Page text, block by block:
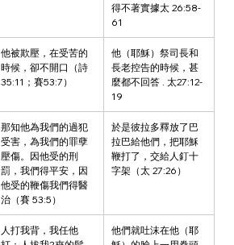
得不著實據太 26:58-
61
他被欺壓，在受苦的
時候，卻不開口（詩
35:11；賽53:7）
他（耶穌）祭司長和
長老控告的時候，甚
麼都不回答 . 太27:12-
19
那知他為我們的過犯
受害，為我們的罪孽
壓傷。因他受的刑
罰，我們得平安，因
他受的鞭傷我們得醫
治（賽 53:5）
於是彼拉多釋放了巴
拉巴給他們，把耶穌
鞭打了，交給人釘十
字架（太 27:26）
人打我背，我任他
他們就吐沫在他（耶